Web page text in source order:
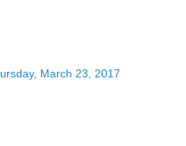
March 23, 2017